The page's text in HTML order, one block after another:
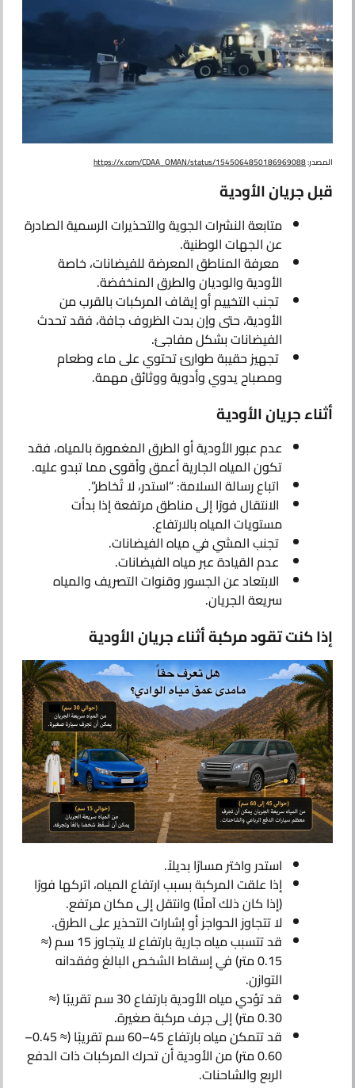
المصدر:https://x.com/CDAA_OMAN/status/1545064850186969088
قبل جريان الأودية
متابعة النشرات الجوية والتحذيرات الرسمية الصادرة
عن الجهات الوطنية.
معرفة المناطق المعرضة للفيضانات، خاصة
الأودية والوديان والطرق المنخفضة.
تجنب التخييم أو إيقاف المركبات بالقرب من
الأودية، حتى وإن بدت الظروف جافة، فقد تحدث
الفيضانات بشكل مفاجئ.
تجهيز حقيبة طوارئ تحتوي على ماء وطعام
ومصباح يدوي وأدوية ووثائق مهمة.
أثناء جريان الأودية
عدم عبور الأودية أو الطرق المغمورة بالمياه، فقد
تكون المياه الجارية أعمق وأقوى مما تبدو عليه.
اتباع رسالة السلامة: “استدر، لا تُخاطر”.
الانتقال فورًا إلى مناطق مرتفعة إذا بدأت
مستويات المياه بالارتفاع.
تجنب المشي في مياه الفيضانات.
عدم القيادة عبر مياه الفيضانات.
الابتعاد عن الجسور وقنوات التصريف والمياه
سريعة الجريان.
إذا كنت تقود مركبة أثناء جريان الأودية
استدر واختر مسارًا بديلاً.
إذا علقت المركبة بسبب ارتفاع المياه، اتركها فورًا
(إذا كان ذلك آمنًا) وانتقل إلى مكان مرتفع.
لا تتجاوز الحواجز أو إشارات التحذير على الطرق.
قد تتسبب مياه جارية بارتفاع لا يتجاوز 15 سم (≈
0.15 متر) في إسقاط الشخص البالغ وفقدانه
التوازن.
قد تؤدي مياه الأودية بارتفاع 30 سم تقريبًا (≈
0.30 متر) إلى جرف مركبة صغيرة.
قد تتمكن مياه بارتفاع 45–60 سم تقريبًا (≈ 0.45–
0.60 متر) من الأودية أن تحرك المركبات ذات الدفع
الربع والشاحنات.